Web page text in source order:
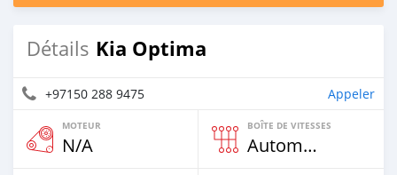
Détails Kia Optima
+97150 288 9475 Appeler
MOTEUR
N/A
BOÎTE DE VITESSES
Automatique